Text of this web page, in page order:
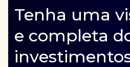
Tenha uma
e completa